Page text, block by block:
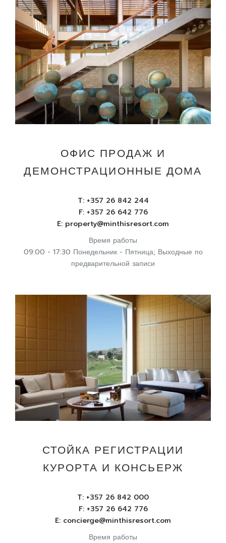
ОФИС ПРОДАЖ И
ДЕМОНСТРАЦИОННЫЕ ДОМА
T: +357 26 842 244
F: +357 26 642 776
E: property@minthisresort.com
Время работы
09:00 - 17:30 Понедельник - Пятница; Выходные по
предварительной записи
СТОЙКА РЕГИСТРАЦИИ
КУРОРТА И КОНСЬЕРЖ
T: +357 26 842 000
F: +357 26 642 776
E: concierge@minthisresort.com
Время работы